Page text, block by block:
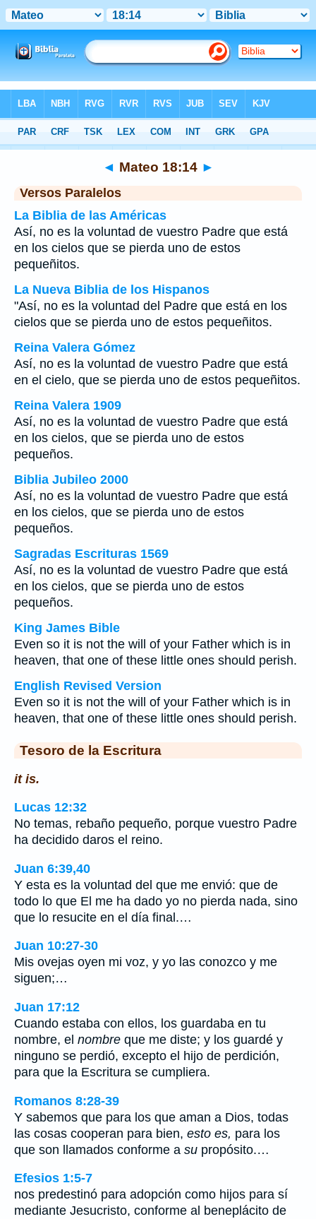
>Mateo > Capítulo 18> Verso 14
◄ Mateo 18:14 ►
Versos Paralelos
La Biblia de las Américas
Así, no es la voluntad de vuestro Padre que está
en los cielos que se pierda uno de estos
pequeñitos.
La Nueva Biblia de los Hispanos
"Así, no es la voluntad del Padre que está en los
cielos que se pierda uno de estos pequeñitos.
Reina Valera Gómez
Así, no es la voluntad de vuestro Padre que está
en el cielo, que se pierda uno de estos pequeñitos.
Reina Valera 1909
Así, no es la voluntad de vuestro Padre que está
en los cielos, que se pierda uno de estos
pequeños.
Biblia Jubileo 2000
Así, no es la voluntad de vuestro Padre que está
en los cielos, que se pierda uno de estos
pequeños.
Sagradas Escrituras 1569
Así, no es la voluntad de vuestro Padre que está
en los cielos, que se pierda uno de estos
pequeños.
King James Bible
Even so it is not the will of your Father which is in
heaven, that one of these little ones should perish.
English Revised Version
Even so it is not the will of your Father which is in
heaven, that one of these little ones should perish.
Tesoro de la Escritura
it is.
Lucas 12:32
No temas, rebaño pequeño, porque vuestro Padre
ha decidido daros el reino.
Juan 6:39,40
Y esta es la voluntad del que me envió: que de
todo lo que El me ha dado yo no pierda nada, sino
que lo resucite en el día final.…
Juan 10:27-30
Mis ovejas oyen mi voz, y yo las conozco y me
siguen;…
Juan 17:12
Cuando estaba con ellos, los guardaba en tu
nombre, el nombre que me diste; y los guardé y
ninguno se perdió, excepto el hijo de perdición,
para que la Escritura se cumpliera.
Romanos 8:28-39
Y sabemos que para los que aman a Dios, todas
las cosas cooperan para bien, esto es, para los
que son llamados conforme a su propósito.…
Efesios 1:5-7
nos predestinó para adopción como hijos para sí
mediante Jesucristo, conforme al beneplácito de